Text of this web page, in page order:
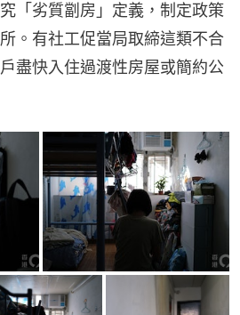
「劣質劏房」定義，制定政策
。有社工促當局取締這類不合
盡快入住過渡性房屋或簡約公